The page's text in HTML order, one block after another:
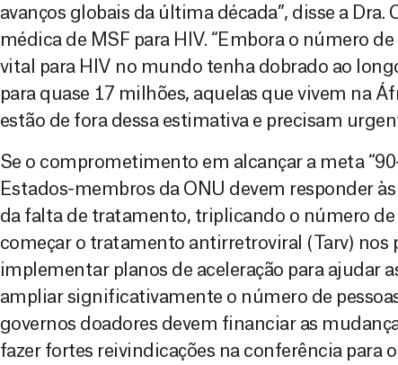
avanços globais da última década”, disse a Dra.
médica de MSF para HIV. “Embora o número
vital para HIV no mundo tenha dobrado ao
para quase 17 milhões, aquelas que vivem na
estão de fora dessa estimativa e precisam
Se o comprometimento em alcançar a meta
Estados-membros da ONU devem responder
da falta de tratamento, triplicando o número de
começar o tratamento antirretroviral (Tarv) nos
implementar planos de aceleração para ajudar
ampliar significativamente o número de
governos doadores devem financiar as
fazer fortes reivindicações na conferência para